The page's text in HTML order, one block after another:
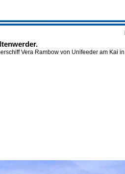
Vera Rambow von Unifeeder am Kai in